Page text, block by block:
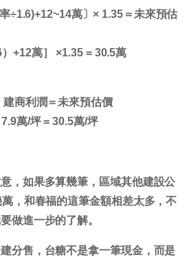
÷1.6)+12~14萬〕× 1.35＝未來預估
）+12萬］ ×1.35 = 30.5萬
商利潤＝未來預估價
萬/坪 = 30.5萬/坪
，如果多算幾筆，區域其他建設公
，和春福的這筆金額相差太多，不
做進一步的了解。
分售，台糖不是拿一筆現金，而是